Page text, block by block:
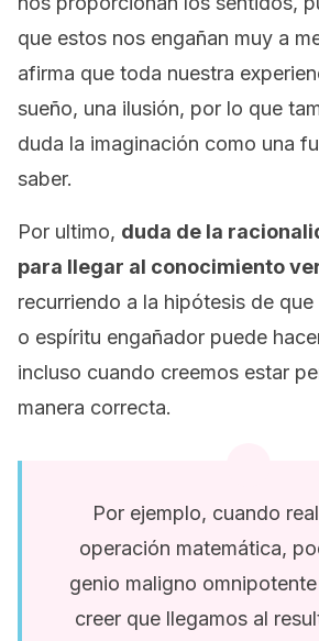
que estos nos engañan muy a
afirma que toda nuestra
sueño, una ilusión, por lo que
duda la imaginación como una
saber.
Por ultimo, duda de la
para llegar al conocimiento
recurriendo a la hipótesis de
o espíritu engañador puede
incluso cuando creemos estar
manera correcta.
Por ejemplo, cuando
operación matemática,
genio maligno
creer que llegamos al